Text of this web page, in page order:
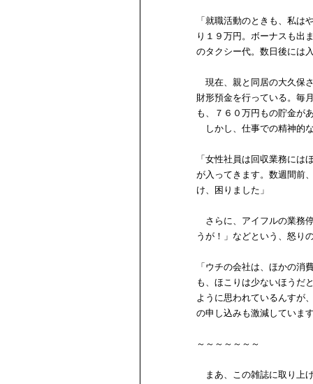
「就職活動のときも、私
り１９万円。ボーナスも出
のタクシー代。数日後には
現在、親と同居の大久保
財形預金を行っている。毎
も、７６０万円もの貯金が
しかし、仕事での精神的
「女性社員は回収業務に
が入ってきます。数週間前
け、困りました」
さらに、アイフルの業務
うが！」などという、怒り
「ウチの会社は、ほかの
も、ほこりは少ないほうだ
ように思われているんすが
の申し込みも激減していま
～～～～～～～
まあ、この雑誌に取り上